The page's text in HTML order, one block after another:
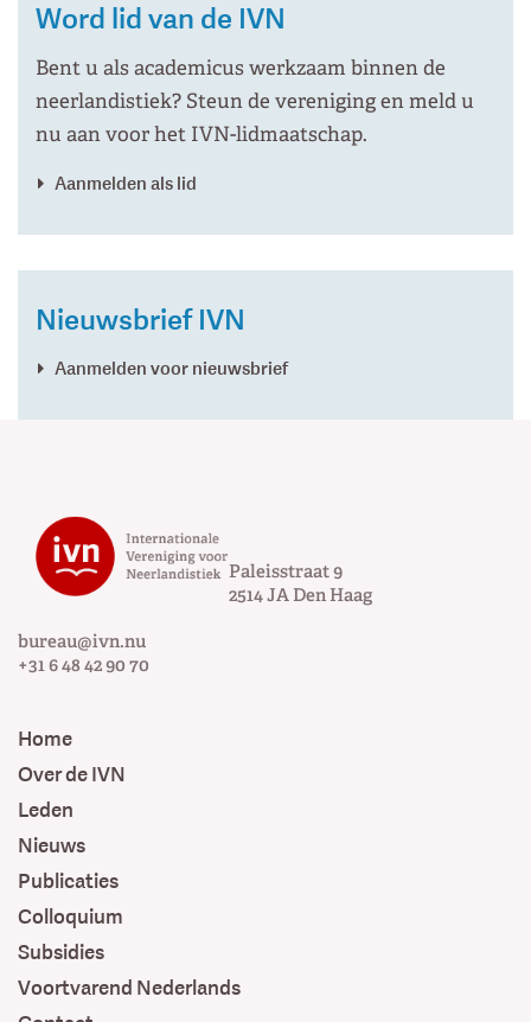
Word lid van de IVN
Bent u als academicus werkzaam binnen de
neerlandistiek? Steun de vereniging en meld u
nu aan voor het IVN-lidmaatschap.
Aanmelden als lid
Nieuwsbrief IVN
Aanmelden voor nieuwsbrief
Paleisstraat 9
2514 JADen Haag
bureau@ivn.nu
+31 6 48 42 90 70
Home
Over de IVN
Leden
Nieuws
Publicaties
Colloquium
Subsidies
Voortvarend Nederlands